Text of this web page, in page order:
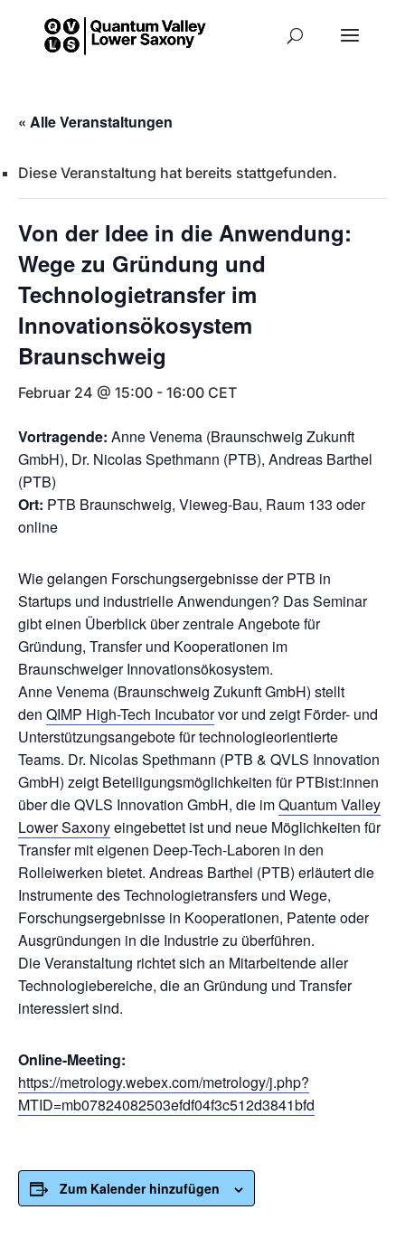
« Alle Veranstaltungen
Diese Veranstaltung hat bereits stattgefunden.
Von der Idee in die Anwendung:
Wege zu Gründung und
Technologietransfer im
Innovationsökosystem
Braunschweig
Februar 24 @ 15:00 - 16:00 CET
Vortragende: Anne Venema (Braunschweig Zukunft
GmbH), Dr. Nicolas Spethmann (PTB), Andreas Barthel
(PTB)
Ort: PTB Braunschweig, Vieweg-Bau, Raum 133 oder
online
Wie gelangen Forschungsergebnisse der PTB in
Startups und industrielle Anwendungen? Das Seminar
gibt einen Überblick über zentrale Angebote für
Gründung, Transfer und Kooperationen im
Braunschweiger Innovationsökosystem.
Anne Venema (Braunschweig Zukunft GmbH) stellt
den QIMP High-Tech Incubatorvor und zeigt Förder- und
Unterstützungsangebote für technologieorientierte
Teams. Dr. Nicolas Spethmann (PTB & QVLS Innovation
GmbH) zeigt Beteiligungsmöglichkeiten für PTBist:innen
über die QVLS Innovation GmbH, die imQuantum Valley
Lower Saxonyeingebettet ist und neue Möglichkeiten für
Transfer mit eigenen Deep-Tech-Laboren in den
Rolleiwerken bietet. Andreas Barthel (PTB) erläutert die
Instrumente des Technologietransfers und Wege,
Forschungsergebnisse in Kooperationen, Patente oder
Ausgründungen in die Industrie zu überführen.
Die Veranstaltung richtet sich an Mitarbeitende aller
Technologiebereiche, die an Gründung und Transfer
interessiert sind.
Online-Meeting:
https://metrology.webex.com/metrology/j.php?
MTID=mb07824082503efdf04f3c512d3841bfd
Zum Kalender hinzufügen